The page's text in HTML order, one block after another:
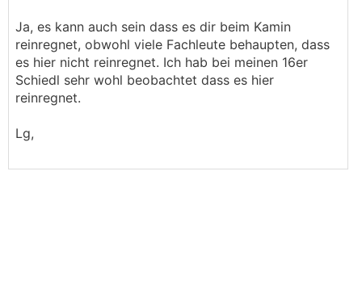
Ja, es kann auch sein dass es dir beim Kamin
reinregnet, obwohl viele Fachleute behaupten, dass
es hier nicht reinregnet. Ich hab bei meinen 16er
Schiedl sehr wohl beobachtet dass es hier
reinregnet.
Lg,